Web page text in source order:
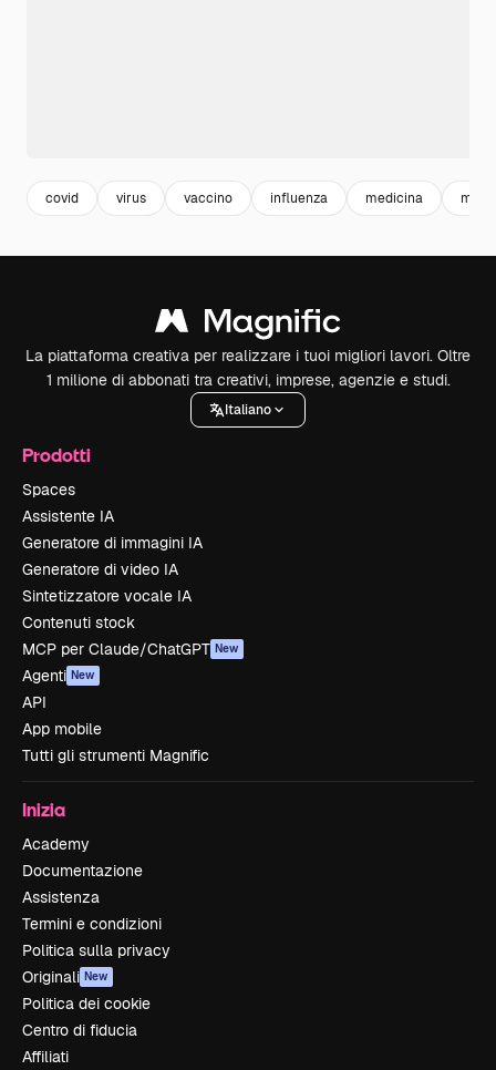
covid virus vaccino influenza medicina
La piattaforma creativa per realizzare i tuoi migliori lavori. Oltre
1 milione di abbonati tra creativi, imprese, agenzie e studi.
Italiano
Prodotti
Spaces
Assistente IA
Generatore di immagini IA
Generatore di video IA
Sintetizzatore vocale IA
Contenuti stock
MCP per Claude/ChatGPT New
Agenti New
API
App mobile
Tutti gli strumenti Magnific
Inizia
Academy
Documentazione
Assistenza
Termini e condizioni
Politica sulla privacy
Originali New
Politica dei cookie
Centro di fiducia
Affiliati